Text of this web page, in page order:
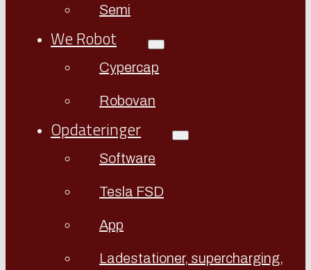
Semi
We Robot
Cypercap
Robovan
Opdateringer
Software
Tesla FSD
App
Ladestationer, supercharging,